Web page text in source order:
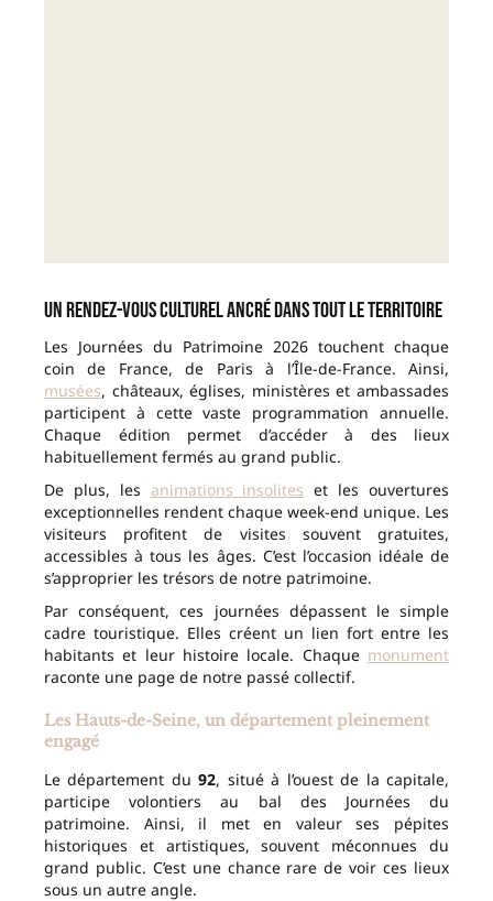
Un rendez-vous culturel ancré dans tout le territoire
Les Journées du Patrimoine 2026 touchent chaque
coin de France, de Paris à l’Île-de-France. Ainsi,
musées, châteaux, églises, ministères et ambassades
participent à cette vaste programmation annuelle.
Chaque édition permet d’accéder à des lieux
habituellement fermés au grand public.
De plus, les animations insolites et les ouvertures
exceptionnelles rendent chaque week-end unique. Les
visiteurs profitent de visites souvent gratuites,
accessibles à tous les âges. C’est l’occasion idéale de
s’approprier les trésors de notre patrimoine.
Par conséquent, ces journées dépassent le simple
cadre touristique. Elles créent un lien fort entre les
habitants et leur histoire locale. Chaque monument
raconte une page de notre passé collectif.
Les Hauts-de-Seine, un département pleinement
engagé
Le département du92, situé à l’ouest de la capitale,
participe volontiers au bal des Journées du
patrimoine. Ainsi, il met en valeur ses pépites
historiques et artistiques, souvent méconnues du
grand public. C’est une chance rare de voir ces lieux
sous un autre angle.